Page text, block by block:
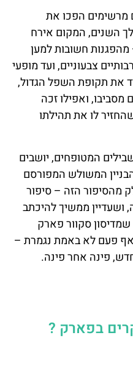
מרשימים הפכו את
השנים, המקום אירח
מהפגנות חשובות למען
צבעוניים, ועד מופעי
את תקופת השפל הגדול,
ואפילו זכה
נרחב בשנות ה-2000 שהחזיר לו את תהילתו
המטופחים, יושבים
המשולש המפורסם
מהסיפור הזה – סיפור
יותר מ-170 שנה, ושעדיין ממשיך להיכתב
סקוור פארק
אף פעם לא באמת נגמרת –
פינה אחר פינה.
בפארק ?